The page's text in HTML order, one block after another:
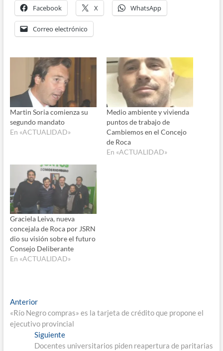
Facebook X WhatsApp
Correo electrónico
Martin Soria comienza su
segundo mandato
En «ACTUALIDAD»
Medio ambiente y vivienda
puntos de trabajo de
Cambiemos en el Concejo
de Roca
En «ACTUALIDAD»
Graciela Leiva, nueva
concejala de Roca por JSRN
dio su visión sobre el futuro
Consejo Deliberante
En «ACTUALIDAD»
Navegación
de
entradas
AnteriorEntrada
anterior:
«Río Negro compras» es la tarjeta de crédito que propone el
ejecutivo provincial
SiguienteEntrada
siguiente:
Docentes universitarios piden reapertura de paritarias